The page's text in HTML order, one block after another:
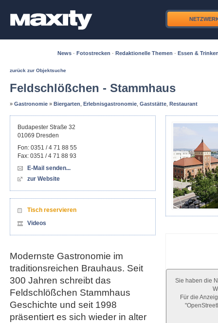
News · Fotostrecken · Redaktionelle Themen · Essen &
zurück zur Objektsuche
Feldschlößchen - Stammhaus
» Gastronomie » Biergarten Erlebnisgastronomie Gaststätte Restaurant
Sie haben die
Für die
Budapester Straße 32
01069 Dresden
Fon: 0351 / 4 71 88 55
Fax: 0351 / 4 71 88 93
E-Mail senden...
zur Website
Tisch reservieren
Videos
Modernste Gastronomie im
traditionsreichen Brauhaus. Seit
300 Jahren schreibt das
Feldschlößchen Stammhaus
Geschichte und seit 1998
präsentiert es sich wieder in alter